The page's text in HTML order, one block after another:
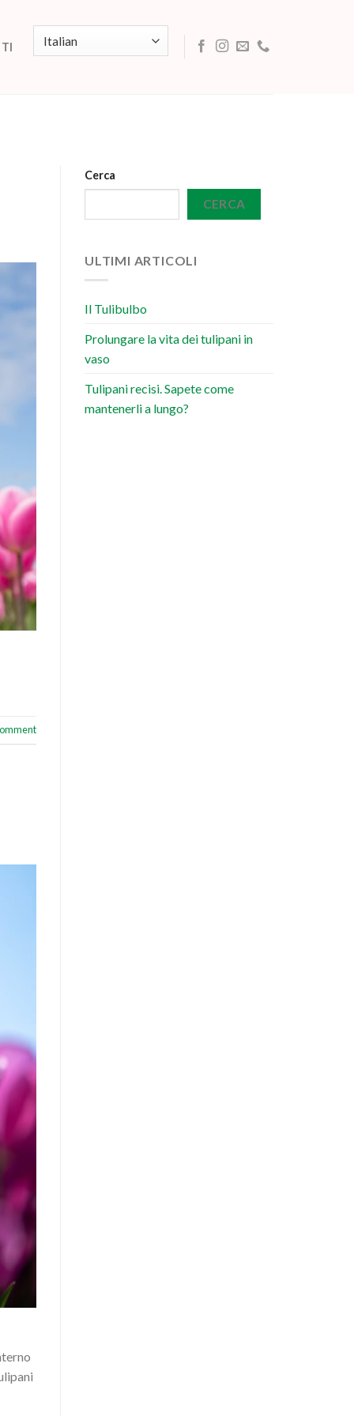
Cerca
CERCA
ULTIMI ARTICOLI
Il Tulibulbo
Prolungare la vita dei tulipani in
vaso
Tulipani recisi. Sapete come
mantenerli a lungo?